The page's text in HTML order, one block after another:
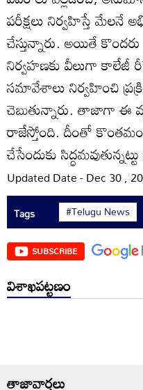
పరీక్షలు నిర్వహిస్తే మేలనే
చేస్తున్నారు. అయితే కొందరు
నిర్వహణకు వీలుగా కాలేజీ
సమావేశాలు నిర్వహించి
చెబుతున్నారు. తాజాగా ఈ
రాజేస్తోంది. దీంతో
చేసేందుకు
Updated Date - Dec 30 ,
Tags #Telugu News
SUBSCRIBE
విశాఖపట్టణం
తాజావార్తలు